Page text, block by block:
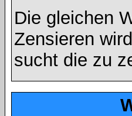
Die gleichen
Zensieren
sucht die zu